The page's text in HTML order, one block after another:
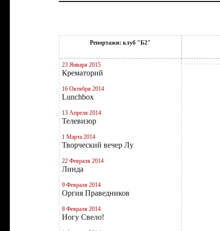
Репортажи: клуб "Б2"
23 Января 2015
Крематорий
16 Октября 2014
Lunchbox
13 Апреля 2014
Телевизор
1 Марта 2014
Творческий вечер Лу
22 Февраля 2014
Линда
9 Февраля 2014
Оргия Праведников
8 Февраля 2014
Ногу Свело!